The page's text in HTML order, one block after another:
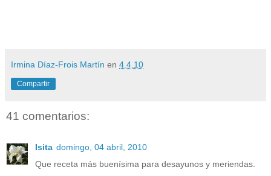
Irmina Díaz-Frois Martín en 4.4.10
Compartir
41 comentarios:
Isita domingo, 04 abril, 2010
Que receta más buenísima para desayunos y meriendas.